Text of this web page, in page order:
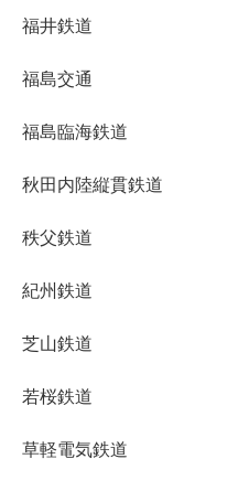
福井鉄道
福島交通
福島臨海鉄道
秋田内陸縦貫鉄道
秩父鉄道
紀州鉄道
芝山鉄道
若桜鉄道
草軽電気鉄道